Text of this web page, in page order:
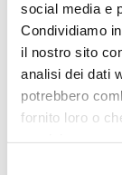
social media e
Condividiamo
il nostro sito
analisi dei dati
potrebbero
fornito loro o